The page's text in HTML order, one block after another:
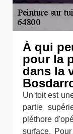
À qui
pour la
dans la
Un toit est
partie
pléthore
surface.